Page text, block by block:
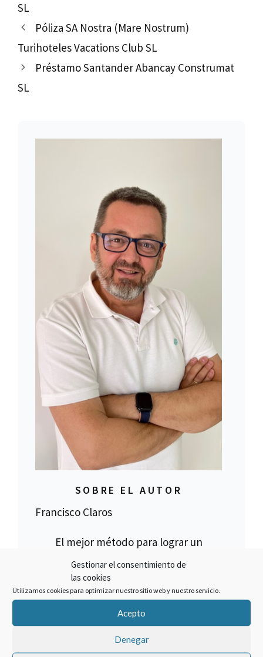
Gestionar el consentimiento de
las cookies
Utilizamos cookies para optimizar nuestro sitio web y nuestro servicio.
Acepto
Denegar
SL
Póliza SA Nostra (Mare Nostrum)
Turihoteles Vacations Club SL
Préstamo Santander Abancay Construmat
SL
SOBRE EL AUTOR
Francisco Claros
El mejor método para lograr un
objetivo es hacer las cosas bien.
Cancelar un crédito asociado a la
compra de una multipropiedad es lo
que hacemos, pero no todos los
créditos son anulables, para ello es
necesario verificar toda la